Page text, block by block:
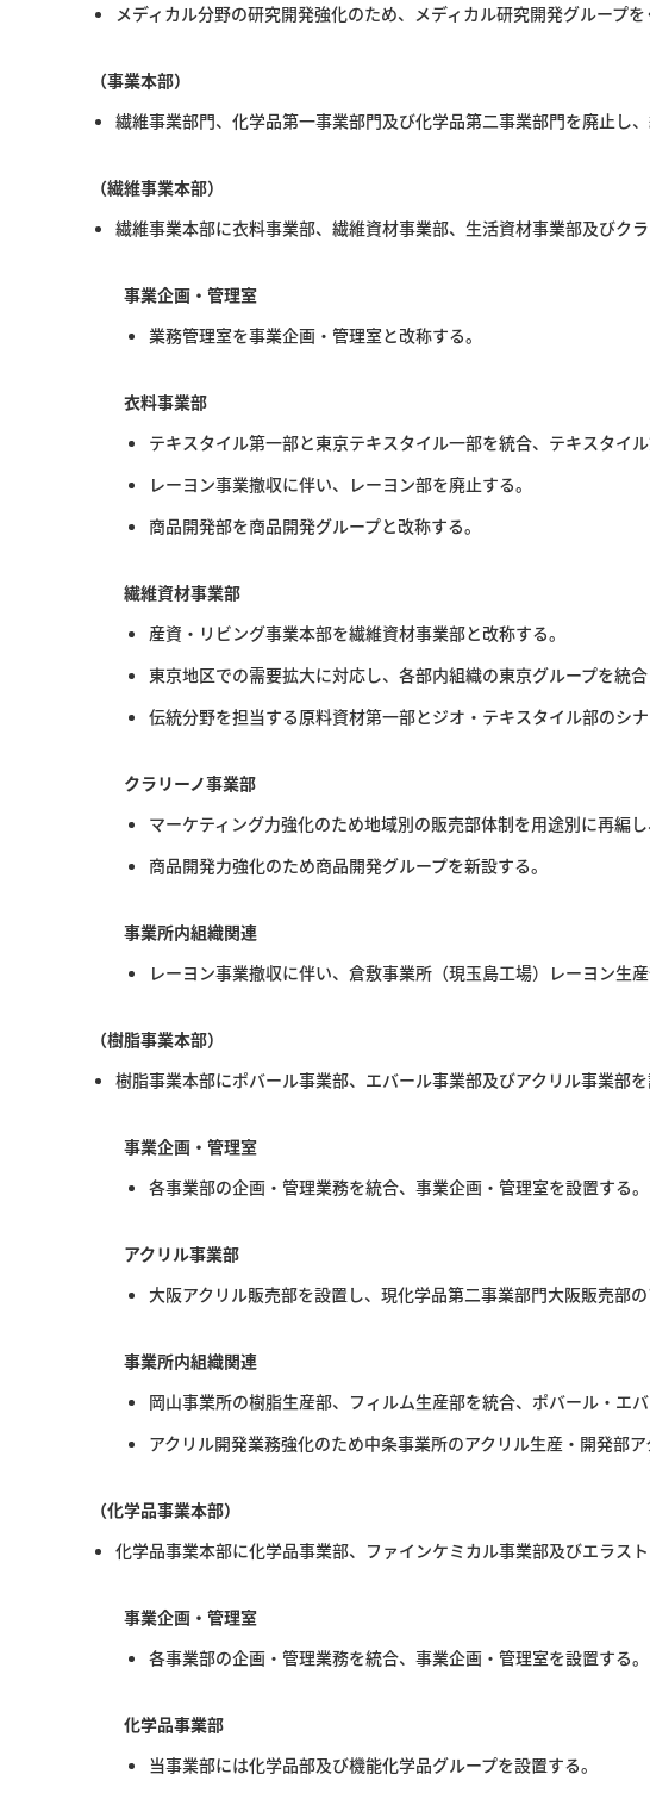
メディカル分野の研究開発強化のため、メディカル研究開発グループを
（事業本部）
繊維事業部門、化学品第一事業部門及び化学品第二事業部門を廃止し
（繊維事業本部）
繊維事業本部に衣料事業部、繊維資材事業部、生活資材事業部及びクラ
事業企画・管理室
業務管理室を事業企画・管理室と改称する。
衣料事業部
テキスタイル第一部と東京テキスタイル一部を統合、テキスタイ
レーヨン事業撤収に伴い、レーヨン部を廃止する。
商品開発部を商品開発グループと改称する。
繊維資材事業部
産資・リビング事業本部を繊維資材事業部と改称する。
東京地区での需要拡大に対応し、各部内組織の東京グループを統
伝統分野を担当する原料資材第一部とジオ・テキスタイル部のシ
クラリーノ事業部
マーケティング力強化のため地域別の販売部体制を用途別に再編
商品開発力強化のため商品開発グループを新設する。
事業所内組織関連
レーヨン事業撤収に伴い、倉敷事業所（現玉島工場）レーヨン生産
（樹脂事業本部）
樹脂事業本部にポバール事業部、エバール事業部及びアクリル事業部を
事業企画・管理室
各事業部の企画・管理業務を統合、事業企画・管理室を設置する。
アクリル事業部
大阪アクリル販売部を設置し、現化学品第二事業部門大阪販売部の
事業所内組織関連
岡山事業所の樹脂生産部、フィルム生産部を統合、ポバール・エ
アクリル開発業務強化のため中条事業所のアクリル生産・開発部
（化学品事業本部）
化学品事業本部に化学品事業部、ファインケミカル事業部及びエラスト
事業企画・管理室
各事業部の企画・管理業務を統合、事業企画・管理室を設置する。
化学品事業部
当事業部には化学品部及び機能化学品グループを設置する。